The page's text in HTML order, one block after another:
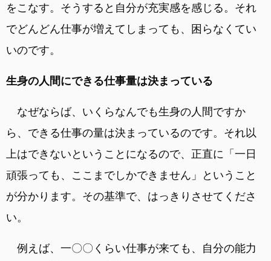
をこなす。そうすると自分が充実感を感じる。それ
でどんどん仕事が増えてしまっても、困らなくてい
いのです。
生身の人間にできる仕事量は決まっている
なぜならば、いくらなんでも生身の人間ですか
ら、できる仕事の量は決まっているのです。それ以
上はできないということになるので、正直に「一日
頑張っても、ここまでしかできません」ということ
が分かります。その基準で、はっきりさせてくださ
い。
例えば、一〇〇くらい仕事が来ても、自分の能力